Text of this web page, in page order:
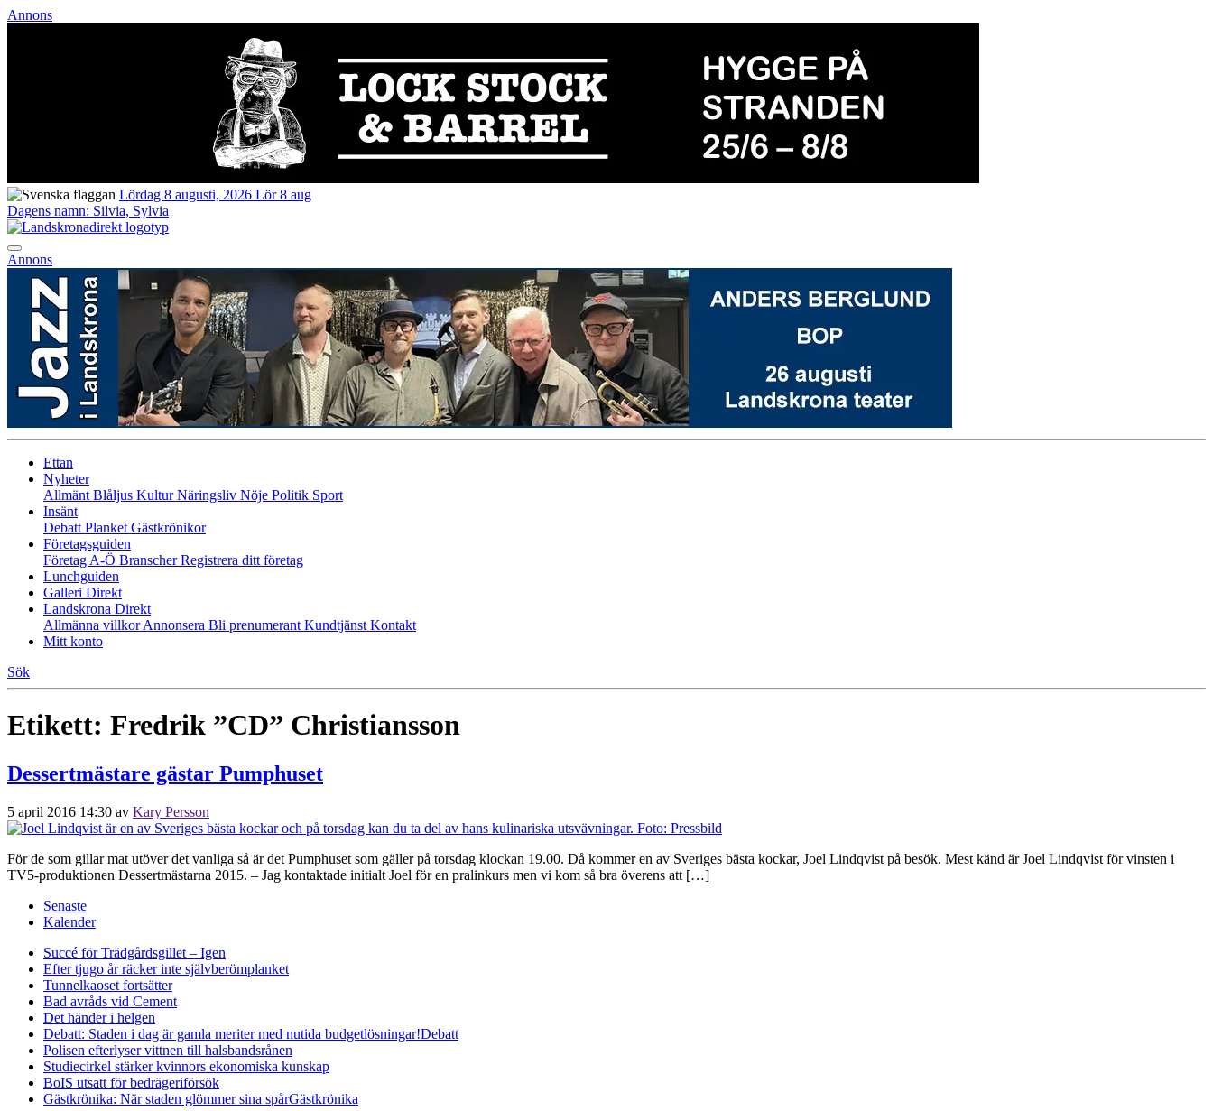
Annons
Lördag 8 augusti, 2026 Lör 8 aug
Dagens namn: Silvia, Sylvia
Annons
Ettan
Nyheter
Allmänt Blåljus KulturNäringsliv Nöje Politik Sport
Insänt
Debatt Planket Gästkrönikor
Företagsguiden
Företag A-Ö BranscherRegistrera ditt företag
Lunchguiden
Galleri Direkt
Landskrona Direkt
Allmänna villkorAnnonsera Bli prenumerant Kundtjänst Kontakt
Mitt konto
Sök
Etikett: Fredrik ”CD” Christiansson
Dessertmästare gästar Pumphuset
5 april 2016 14:30 av Kary Persson
För de som gillar mat utöver det vanliga så är det Pumphuset som gäller på torsdag klockan 19.00. Då kommer en av Sveriges bästa kockar, Joel Lindqvist på besök. Mest känd är Joel Lindqvist för vinsten i
TV5-produktionen Dessertmästarna 2015. – Jag kontaktade initialt Joel för en pralinkurs men vi kom så bra överens att […]
Senaste
Kalender
Succé för Trädgårdsgillet – Igen
Efter tjugo år räcker inte självberömplanket
Tunnelkaoset fortsätter
Bad avråds vid Cement
Det händer i helgen
Debatt: Staden i dag är gamla meriter med nutida budgetlösningar!Debatt
Polisen efterlyser vittnen till halsbandsrånen
Studiecirkel stärker kvinnors ekonomiska kunskap
BoIS utsatt för bedrägeriförsök
Gästkrönika: När staden glömmer sina spårGästkrönika